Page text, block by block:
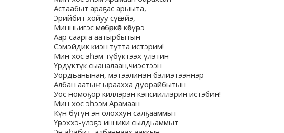
Астаабыт араҕас арыыта,
Эрийбит хойуу сүөгэйэ,
Минньигэс мөлбөркөй көбүөрэ
Аар саарга аатырбытын
Сэмэйдик киэн тутта истэрим!
Мин хос эһэм түбүктээх үлэтин
Үрдүктүк сыаналаан,чиэстээн
Уордьанынан, мэтээлинэн бэлиэтээннэр
Албан аатыҥ ыраахха дуорайбытын
Уос номоҕор киллэрэн кэпсииллэрин истэбин!
Мин хос эһээм Арамаан
Күн бүгүн эн олоххун салҕааммыт
Үөрэххэ-үлэҕэ инники сылдьаммыт